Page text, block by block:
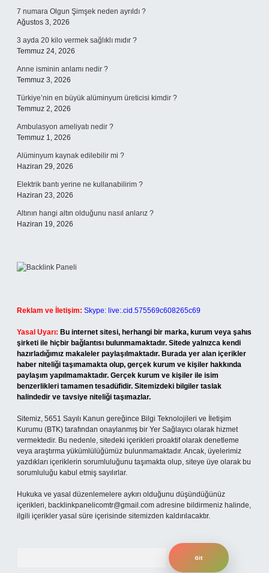
7 numara Olgun Şimşek neden ayrıldı ?
Ağustos 3, 2026
3 ayda 20 kilo vermek sağlıklı mıdır ?
Temmuz 24, 2026
Anne isminin anlamı nedir ?
Temmuz 3, 2026
Türkiye’nin en büyük alüminyum üreticisi kimdir ?
Temmuz 2, 2026
Ambulasyon ameliyatı nedir ?
Temmuz 1, 2026
Alüminyum kaynak edilebilir mi ?
Haziran 29, 2026
Elektrik bantı yerine ne kullanabilirim ?
Haziran 23, 2026
Altının hangi altın olduğunu nasıl anlarız ?
Haziran 19, 2026
Reklam ve İletişim: Skype: live:.cid.575569c608265c69
Yasal Uyarı: Bu internet sitesi, herhangi bir marka, kurum veya şahıs
şirketi ile hiçbir bağlantısı bulunmamaktadır. Sitede yalnızca kendi
hazırladığımız makaleler paylaşılmaktadır. Burada yer alan içerikler
haber niteliği taşımamakta olup, gerçek kurum ve kişiler hakkında
paylaşım yapılmamaktadır. Gerçek kurum ve kişiler ile isim
benzerlikleri tamamen tesadüfidir. Sitemizdeki bilgiler taslak
halindedir ve tavsiye niteliği taşımazlar.
Sitemiz, 5651 Sayılı Kanun gereğince Bilgi Teknolojileri ve İletişim
Kurumu (BTK) tarafından onaylanmış bir Yer Sağlayıcı olarak hizmet
vermektedir. Bu nedenle, sitedeki içerikleri proaktif olarak denetleme
veya araştırma yükümlülüğümüz bulunmamaktadır. Ancak, üyelerimiz
yazdıkları içeriklerin sorumluluğunu taşımakta olup, siteye üye olarak bu
sorumluluğu kabul etmiş sayılırlar.
Hukuka ve yasal düzenlemelere aykırı olduğunu düşündüğünüz
içerikleri, backlinkpanelicomtr@gmail.com adresine bildirmeniz halinde,
ilgili içerikler yasal süre içerisinde sitemizden kaldırılacaktır.